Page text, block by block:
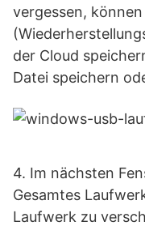
vergessen,
der Cloud
Datei speichern
4. Im nächsten
Gesamtes
Laufwerk zu